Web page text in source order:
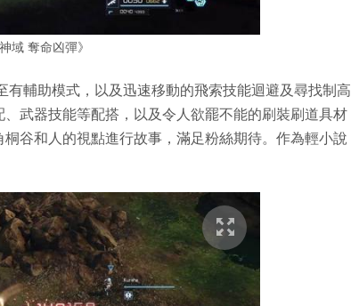
域 奪命凶彈》
輔助模式，以及迅速移動的飛索技能迴避及尋找制高
武器技能等配搭，以及令人欲罷不能的刷裝刷道具材
谷和人的視點進行故事，滿足粉絲期待。作為輕小說